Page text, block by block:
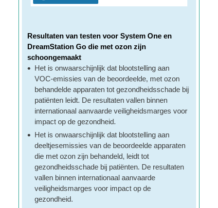
Resultaten van testen voor System One en
DreamStation Go die met ozon zijn
schoongemaakt
Het is onwaarschijnlijk dat blootstelling aan
VOC-emissies van de beoordeelde, met ozon
behandelde apparaten tot gezondheidsschade bij
patiënten leidt. De resultaten vallen binnen
internationaal aanvaarde veiligheidsmarges voor
impact op de gezondheid.
Het is onwaarschijnlijk dat blootstelling aan
deeltjesemissies van de beoordeelde apparaten
die met ozon zijn behandeld, leidt tot
gezondheidsschade bij patiënten. De resultaten
vallen binnen internationaal aanvaarde
veiligheidsmarges voor impact op de
gezondheid.